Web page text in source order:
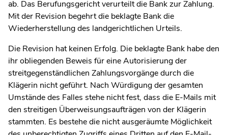
ab. Das Berufungsgericht verurteilt die Bank zur Zahlung.
Mit der Revision begehrt die beklagte Bank die
Wiederherstellung des landgerichtlichen Urteils.
Die Revision hat keinen Erfolg. Die beklagte Bank habe den
ihr obliegenden Beweis für eine Autorisierung der
streitgegenständlichen Zahlungsvorgänge durch die
Klägerin nicht geführt. Nach Würdigung der gesamten
Umstände des Falles stehe nicht fest, dass die E-Mails mit
den streitigen Überweisungsaufträgen von der Klägerin
stammten. Es bestehe die nicht ausgeräumte Möglichkeit